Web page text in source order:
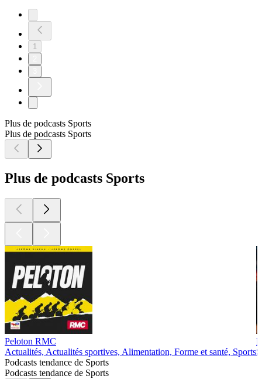
1
Plus de podcasts Sports
Plus de podcasts Sports
Plus de podcasts Sports
Peloton RMC
Actualités, Actualités sportives, Alimentation, Forme et santé, Sports
Podcasts tendance de Sports
Podcasts tendance de Sports